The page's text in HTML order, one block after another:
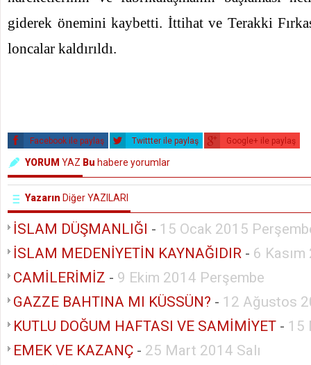
giderek önemini kaybetti. İttihat ve Terakki
loncalar kaldırıldı.
Facebook ile paylaş Twittter ile paylaş Google+ ile paylaş
YORUM YAZ Bu habere yorumlar
Yazarın Diğer YAZILARI
İSLAM DÜŞMANLIĞI - 15 Ocak 2015
İSLAM MEDENİYETİN KAYNAĞIDIR - 6
CAMİLERİMİZ - 9 Ekim 2014 Perşembe
GAZZE BAHTINA MI KÜSSÜN? - 12 Ağustos
KUTLU DOĞUM HAFTASI VE SAMİMİYET - 15
EMEK VE KAZANÇ - 25 Mart 2014 Salı